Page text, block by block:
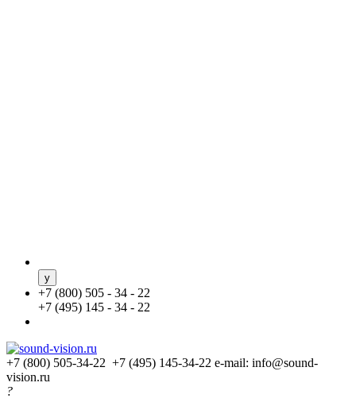
+7 (800) 505 - 34 - 22
+7 (495) 145 - 34 - 22
+7 (800) 505-34-22 +7 (495) 145-34-22 e-mail: info@sound-
vision.ru
?